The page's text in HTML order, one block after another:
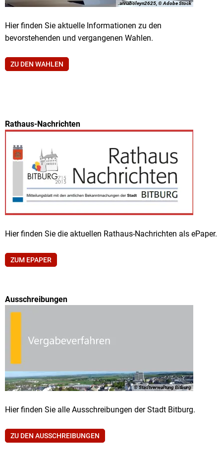
.annaboleyn2625, © Adobe Stock
Hier finden Sie aktuelle Informationen zu den
bevorstehenden und vergangenen Wahlen.
ZU DEN WAHLEN
Rathaus-Nachrichten
Hier finden Sie die aktuellen Rathaus-Nachrichten als ePaper.
ZUM EPAPER
Ausschreibungen
© Stadtverwaltung Bitburg
Hier finden Sie alle Ausschreibungen der Stadt Bitburg.
ZU DEN AUSSCHREIBUNGEN